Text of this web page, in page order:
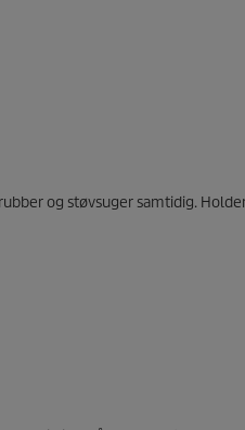
og støvsuger samtidig.